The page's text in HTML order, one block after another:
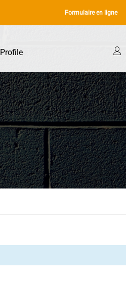
Formulaire en ligne
Profile